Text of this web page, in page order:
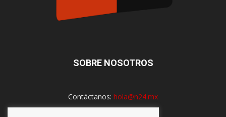
SOBRE NOSOTROS
Contáctanos: hola@n24.mx